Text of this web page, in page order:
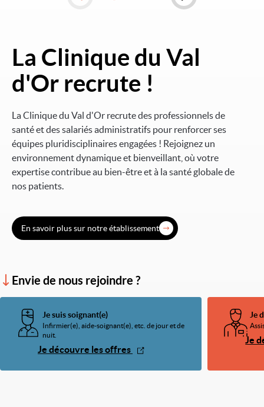
Image
La Clinique du Val
d'Or recrute !
La Clinique du Val d'Or recrute des professionnels de
santé et des salariés administratifs pour renforcer ses
équipes pluridisciplinaires engagées ! Rejoignez un
environnement dynamique et bienveillant, où votre
expertise contribue au bien-être et à la santé globale de
nos patients.
En savoir plus sur notre établissement
Envie de nous rejoindre ?
Je suis soignant(e)
Infirmier(e), aide-soignant(e), etc. de jour et de
nuit.
Je découvre les offres
Je
Je